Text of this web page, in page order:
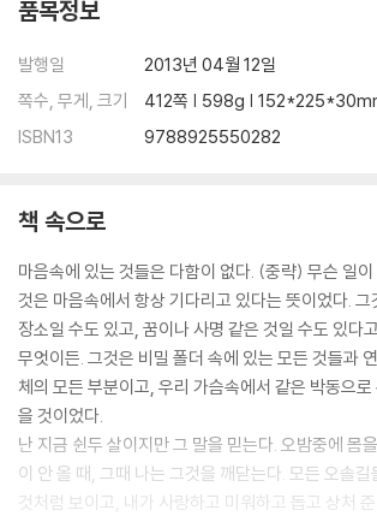
품목정보
발행일
2013년 04월 12일
쪽수, 무게, 크기
412쪽 | 598g |
ISBN13
9788925550282
책 속으로
마음속에 있는 것들은 다함이 없다. (중략) 무슨 일
것은 마음속에서 항상 기다리고 있다는 뜻이었다.
장소일 수도 있고, 꿈이나 사명 같은 것일 수도 있다
무엇이든. 그것은 비밀 폴더 속에 있는 모든 것들과
체의 모든 부분이고, 우리 가슴속에서 같은 박동으
을 것이었다.
난 지금 쉰두 살이지만 그 말을 믿는다. 오밤중에 몸
이 안 올 때, 그때 나는 그것을 깨닫는다. 모든 오솔
것처럼 보이고, 내가 사랑하고 미워하고 돕고 상처